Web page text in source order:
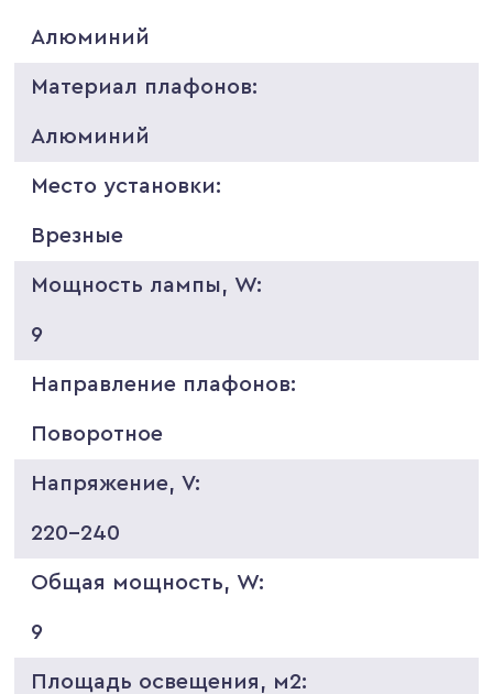
Алюминий
Материал плафонов:
Алюминий
Место установки:
Врезные
Мощность лампы, W:
9
Направление плафонов:
Поворотное
Напряжение, V:
220-240
Общая мощность, W:
9
Площадь освещения, м2: